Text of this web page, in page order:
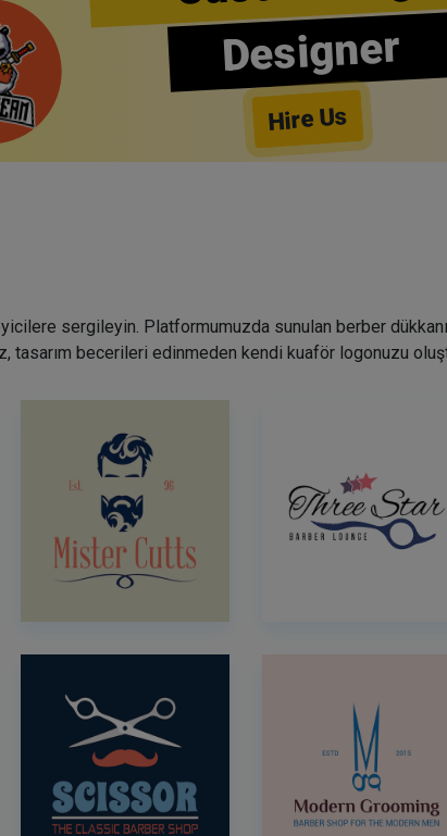
Designer
Hire Us
sergileyin. Platformumuzda sunulan berber dükkanı
tasarım becerileri edinmeden kendi kuaför logonuzu